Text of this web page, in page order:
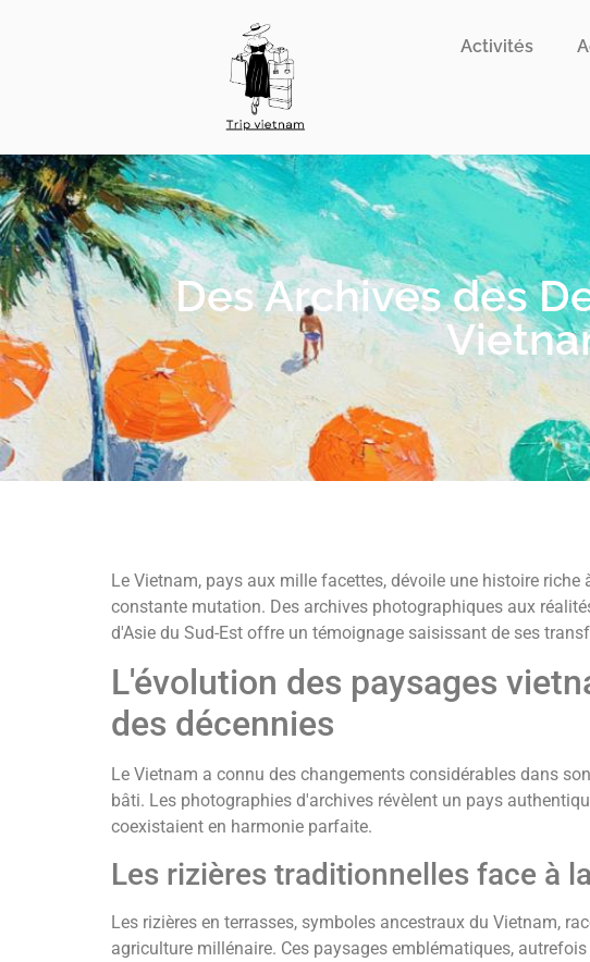
Activités
Des Archives des
Le Vietnam, pays aux mille facettes, dévoile une histoire riche
constante mutation. Des archives photographiques aux
d'Asie du Sud-Est offre un témoignage saisissant de ses
L'évolution des paysages
des décennies
Le Vietnam a connu des changements considérables dans
bâti. Les photographies d'archives révèlent un pays
coexistaient en harmonie parfaite.
Les rizières traditionnelles face à
Les rizières en terrasses, symboles ancestraux du Vietnam,
agriculture millénaire. Ces paysages emblématiques,